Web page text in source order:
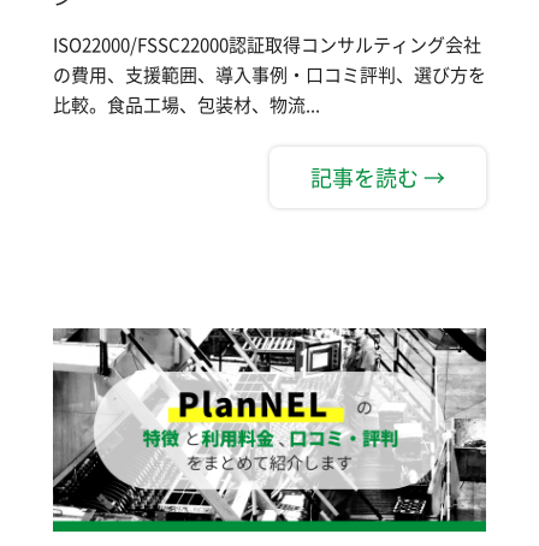
ISO22000/FSSC22000認証取得コンサルティング会社
の費用、支援範囲、導入事例・口コミ評判、選び方を
比較。食品工場、包装材、物流...
記事を読む →